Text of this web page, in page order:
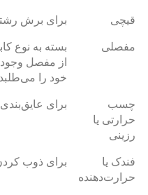
قیچی برای برش
مفصلی
بسته به نوع
از مفصل
خود را
چسب
حرارتی یا
رزینی
برای
فندک یا
حرارت‌دهنده
برای ذوب